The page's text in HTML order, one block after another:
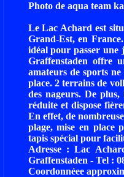
Photo de aqua team
Le Lac Achard est
Grand-Est, en
idéal pour passer
Graffenstaden offre
amateurs de sports
place. 2 terrains de
des nageurs. De
réduite et dispose
En effet, de
plage, mise en place
tapis spécial pour
Adresse : Lac
Graffenstaden - Tel :
Coordonnéee